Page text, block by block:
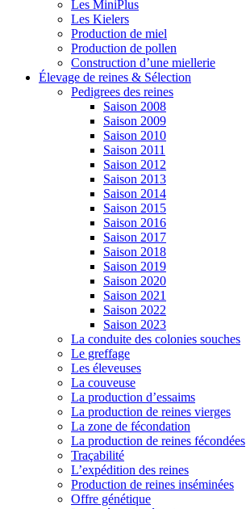
Les MiniPlus
Les Kielers
Production de miel
Production de pollen
Construction d’une miellerie
Élevage de reines & Sélection
Pedigrees des reines
Saison 2008
Saison 2009
Saison 2010
Saison 2011
Saison 2012
Saison 2013
Saison 2014
Saison 2015
Saison 2016
Saison 2017
Saison 2018
Saison 2019
Saison 2020
Saison 2021
Saison 2022
Saison 2023
La conduite des colonies souches
Le greffage
Les éleveuses
La couveuse
La production d’essaims
La production de reines vierges
La zone de fécondation
La production de reines fécondées
Traçabilité
L’expédition des reines
Production de reines inséminées
Offre génétique